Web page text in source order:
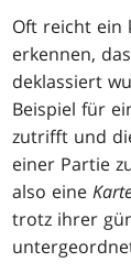
Oft reicht ein
erkennen,
deklassiert
Beispiel für
zutrifft und
einer Partie
also eine
trotz ihrer